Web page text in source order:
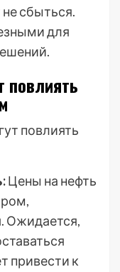
сбыться.
для
повлиять
повлиять
Цены на нефть
Ожидается,
привести к